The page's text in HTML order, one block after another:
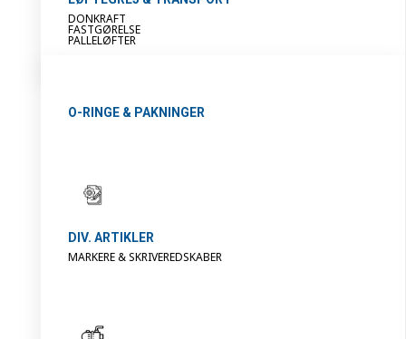
DONKRAFT
FASTGØRELSE
PALLELØFTER
O-RINGE & PAKNINGER
DIV. ARTIKLER
MARKERE & SKRIVEREDSKABER